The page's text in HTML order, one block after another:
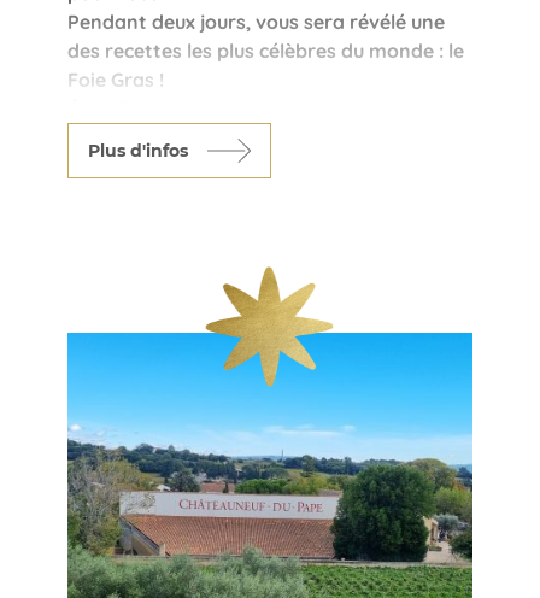
Pendant deux jours, vous sera révélé une
des recettes les plus célèbres du monde : le
Foie Gras !
vous découvrirez avec bonheur et
délectation tous les secrets de son
dégustation de foie gras vous sera remis.
Plus d'infos